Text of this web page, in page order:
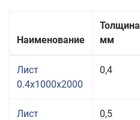
Наименование
мм
Лист
0.4x1000x2000
0,4
Лист
0,5